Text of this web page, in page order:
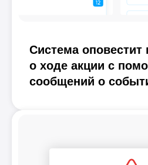
Система оповестит
о ходе акции с
сообщений о